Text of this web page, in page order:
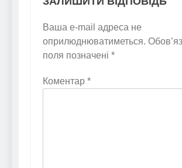
Ваша e-mail адреса не
оприлюднюватиметься.
поля позначені *
Коментар *